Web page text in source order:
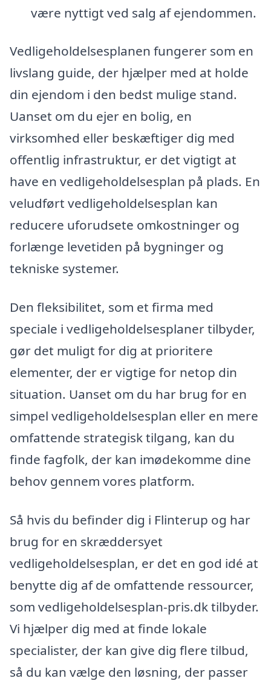
være nyttigt ved salg af ejendommen.
Vedligeholdelsesplanen fungerer som en
livslang guide, der hjælper med at holde
din ejendom i den bedst mulige stand.
Uanset om du ejer en bolig, en
virksomhed eller beskæftiger dig med
offentlig infrastruktur, er det vigtigt at
have en vedligeholdelsesplan på plads. En
veludført vedligeholdelsesplan kan
reducere uforudsete omkostninger og
forlænge levetiden på bygninger og
tekniske systemer.
Den fleksibilitet, som et firma med
speciale i vedligeholdelsesplaner tilbyder,
gør det muligt for dig at prioritere
elementer, der er vigtige for netop din
situation. Uanset om du har brug for en
simpel vedligeholdelsesplan eller en mere
omfattende strategisk tilgang, kan du
finde fagfolk, der kan imødekomme dine
behov gennem vores platform.
Så hvis du befinder dig i Flinterup og har
brug for en skræddersyet
vedligeholdelsesplan, er det en god idé at
benytte dig af de omfattende ressourcer,
som vedligeholdelsesplan-pris.dk tilbyder.
Vi hjælper dig med at finde lokale
specialister, der kan give dig flere tilbud,
så du kan vælge den løsning, der passer